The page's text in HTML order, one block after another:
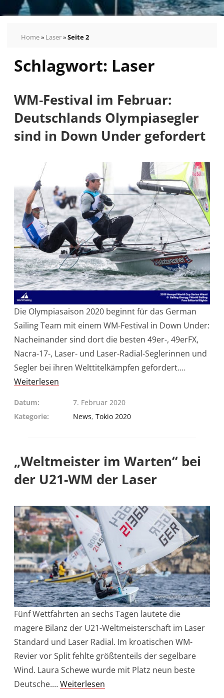
Home» Laser»Seite 2
Schlagwort: Laser
WM-Festival im Februar:
Deutschlands Olympiasegler
sind in Down Under gefordert
Die Olympiasaison 2020 beginnt für das German
Sailing Team mit einem WM-Festival in Down Under:
Nacheinander sind dort die besten 49er-, 49erFX,
Nacra-17-, Laser- und Laser-Radial-Seglerinnen und
Segler bei ihren Welttitelkämpfen gefordert.…
Weiterlesen
Datum
7. Februar 2020
Kategorie
News, Tokio 2020
„Weltmeister im Warten“ bei
der U21-WM der Laser
Fünf Wettfahrten an sechs Tagen lautete die
magere Bilanz der U21-Weltmeisterschaft im Laser
Standard und Laser Radial. Im kroatischen WM-
Revier vor Split fehlte größtenteils der segelbare
Wind. Laura Schewe wurde mit Platz neun beste
Deutsche.…Weiterlesen